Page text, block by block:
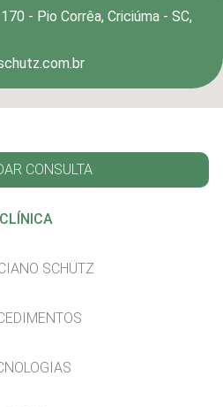
- Pio Corrêa, Criciúma - SC,
CONSULTA
CLÍNICA
SCHÜTZ